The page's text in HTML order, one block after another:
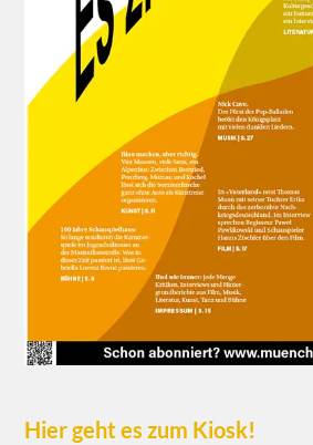
Hier geht es zum Kiosk!